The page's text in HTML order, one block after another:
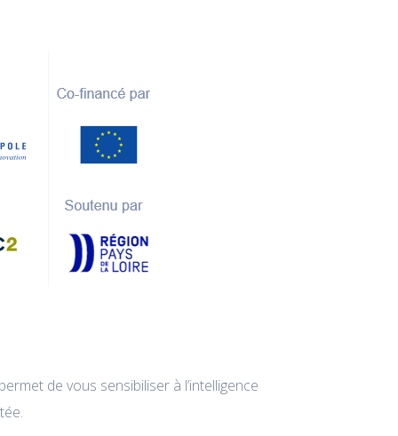
de vous sensibiliser à l’intelligence